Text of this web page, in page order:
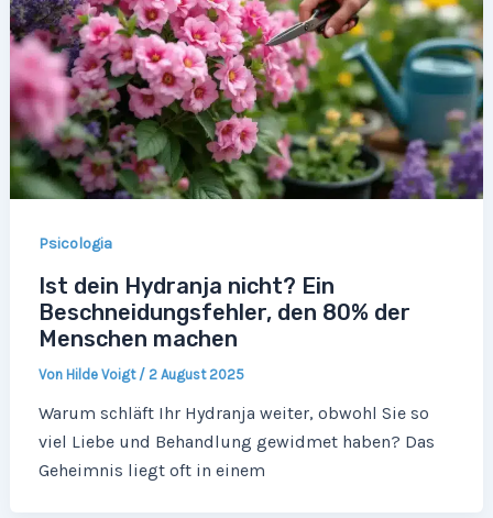
Psicologia
Ist dein Hydranja nicht? Ein
Beschneidungsfehler, den 80% der
Menschen machen
Von Hilde Voigt / 2 August 2025
Warum schläft Ihr Hydranja weiter, obwohl Sie so
viel Liebe und Behandlung gewidmet haben? Das
Geheimnis liegt oft in einem